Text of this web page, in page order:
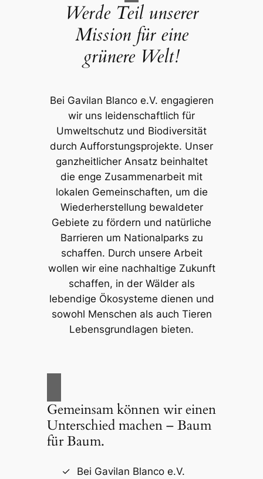
Werde Teil unserer
Mission für eine
grünere Welt!
Bei Gavilan Blanco e.V. engagieren
wir uns leidenschaftlich für
Umweltschutz und Biodiversität
durch Aufforstungsprojekte. Unser
ganzheitlicher Ansatz beinhaltet
die enge Zusammenarbeit mit
lokalen Gemeinschaften, um die
Wiederherstellung bewaldeter
Gebiete zu fördern und natürliche
Barrieren um Nationalparks zu
schaffen. Durch unsere Arbeit
wollen wir eine nachhaltige Zukunft
schaffen, in der Wälder als
lebendige Ökosysteme dienen und
sowohl Menschen als auch Tieren
Lebensgrundlagen bieten.
Gemeinsam können wir einen
Unterschied machen – Baum
für Baum.
Bei Gavilan Blanco e.V.